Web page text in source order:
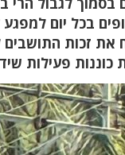
בכל יום
את זכות
כוננות פעילות